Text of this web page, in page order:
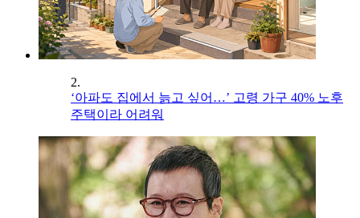
2.
‘아파도 집에서 늙고 싶어…’ 고령 가구 40% 노후
주택이라 어려워